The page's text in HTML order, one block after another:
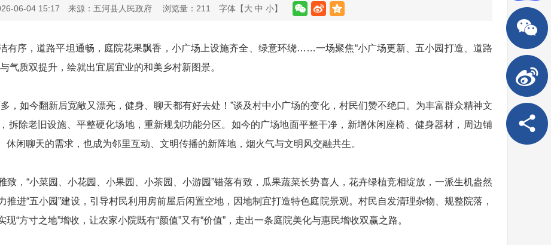
06-04 15:17 来源：五河县人民政府 浏览量： 211 字体【大 中 小】
有序，道路平坦通畅，庭院花果飘香，小广场上设施齐全、绿意环绕……一场聚焦“小广场更新、五小园打造、道路
气质双提升，绘就出宜居宜业的和美乡村新图景。
，如今翻新后宽敞又漂亮，健身、聊天都有好去处！”谈及村中小广场的变化，村民们赞不绝口。为丰富群众精神文
拆除老旧设施、平整硬化场地，重新规划功能分区。如今的广场地面平整干净，新增休闲座椅、健身器材，周边铺
闲聊天的需求，也成为邻里互动、文明传播的新阵地，烟火气与文明风交融共生。
，“小菜园、小花园、小果园、小茶园、小游园”错落有致，瓜果蔬菜长势喜人，花卉绿植竞相绽放，一派生机盎然
进“五小园”建设，引导村民利用房前屋后闲置空地，因地制宜打造特色庭院景观。村民自发清理杂物、规整院落，
“方寸之地”增收，让农家小院既有“颜值”又有“价值”，走出一条庭院美化与惠民增收双赢之路。
政务微信
分享